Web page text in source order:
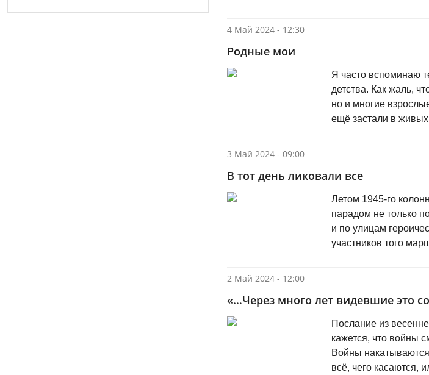
воды. Прошёл
4 Май 2024 - 12:30
Родные мои
Я часто вспоминаю
детства. Как жаль,
но и многие
ещё застали в
3 Май 2024 - 09:00
В тот день ликовали все
Летом 1945-го
парадом не только
и по улицам
участников того
сержант Анас
2 Май 2024 - 12:00
«…Через много лет видевшие это
Послание из весенней
кажется, что войны
Войны
всё, чего касаются,